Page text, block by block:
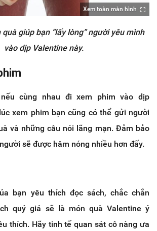
Xem toàn màn hình
quà giúp bạn “lấy lòng” người yêu mình
vào dịp Valentine này.
cùng nhau đi xem phim vào dịp
xem phim bạn cũng có thể gửi người
và những câu nói lãng mạn. Đảm bảo
sẽ được hâm nóng nhiều hơn đấy.
bạn yêu thích đọc sách, chắc chắn
quý giá sẽ là món quà Valentine ý
thích. Hãy tinh tế quan sát cô nàng ưa